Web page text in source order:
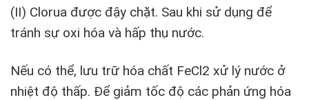
(II) Clorua được đậy chặt. Sau khi sử dụng để
tránh sự oxi hóa và hấp thụ nước.
Nếu có thể, lưu trữ hóa chất FeCl2 xử lý nước ở
nhiệt độ thấp. Để giảm tốc độ các phản ứng hóa